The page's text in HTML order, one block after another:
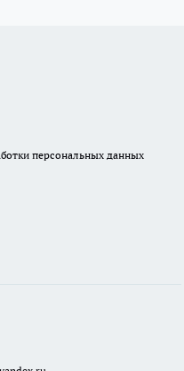
персональных данных